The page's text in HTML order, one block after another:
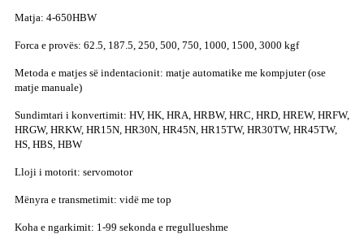
Matja: 4-650HBW
Forca e provës: 62.5, 187.5, 250, 500, 750, 1000, 1500, 3000 kgf
Metoda e matjes së indentacionit: matje automatike me kompjuter (ose
matje manuale)
Sundimtari i konvertimit: HV, HK, HRA, HRBW, HRC, HRD, HREW, HRFW,
HRGW, HRKW, HR15N, HR30N, HR45N, HR15TW, HR30TW, HR45TW,
HS, HBS, HBW
Lloji i motorit: servomotor
Mënyra e transmetimit: vidë me top
Koha e ngarkimit: 1-99 sekonda e rregullueshme